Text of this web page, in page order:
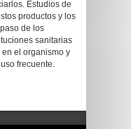
Estudios de
productos y los
de los
sanitarias
el organismo y
frecuente.